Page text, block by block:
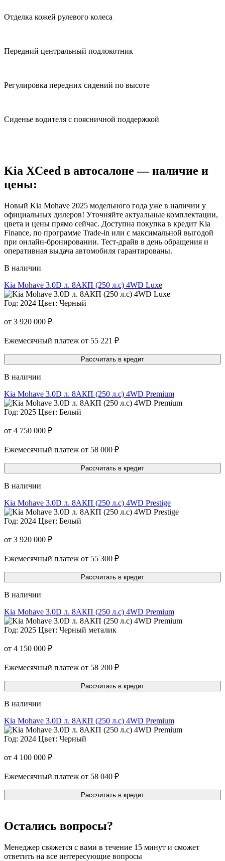
Отделка кожей рулевого колеса
Передний центральный подлокотник
Регулировка передних сидений по высоте
Сиденье водителя с поясничной поддержкой
Kia XCeed в автосалоне — наличие и
цены:
Новый Kia Mohave 2025 модельного года уже в наличии у
официальных дилеров! Уточняйте актуальные комплектации,
цвета и цены прямо сейчас. Доступна покупка в кредит Kia
Finance, по программе Trade-in или с максимальной выгодой
при онлайн-бронировании. Тест-драйв в день обращения и
оперативная выдача автомобиля гарантированы.
В наличии
Kia Mohave 3.0D л. 8AКП (250 л.с) 4WD Luxe
Год: 2024 Цвет: Черный
от 3 920 000 ₽
Ежемесячный платеж от 55 221 ₽
Рассчитать в кредит
В наличии
Kia Mohave 3.0D л. 8AКП (250 л.с) 4WD Premium
Год: 2025 Цвет: Белый
от 4 750 000 ₽
Ежемесячный платеж от 58 000 ₽
Рассчитать в кредит
В наличии
Kia Mohave 3.0D л. 8AКП (250 л.с) 4WD Prestige
Год: 2024 Цвет: Белый
от 3 920 000 ₽
Ежемесячный платеж от 55 300 ₽
Рассчитать в кредит
В наличии
Kia Mohave 3.0D л. 8AКП (250 л.с) 4WD Premium
Год: 2025 Цвет: Черный металик
от 4 150 000 ₽
Ежемесячный платеж от 58 200 ₽
Рассчитать в кредит
В наличии
Kia Mohave 3.0D л. 8AКП (250 л.с) 4WD Premium
Год: 2024 Цвет: Черный
от 4 100 000 ₽
Ежемесячный платеж от 58 040 ₽
Рассчитать в кредит
Остались вопросы?
Менеджер свяжется с вами в течение 15 минут и сможет
ответить на все интересующие вопросы